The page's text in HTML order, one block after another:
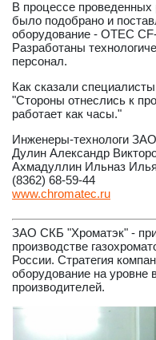
В процессе проведенных
было подобрано и
оборудование - OTEC
Разработаны
персонал.
Как сказали
"Стороны отнеслись к
работает как часы."
Инженеры-технологи
Дулин Александр
Ахмадуллин Ильназ
(8362) 68-59-44
www.chromatec.ru
ЗАО СКБ "Хроматэк" -
производстве
России. Стратегия
оборудование на уровне
производителей.